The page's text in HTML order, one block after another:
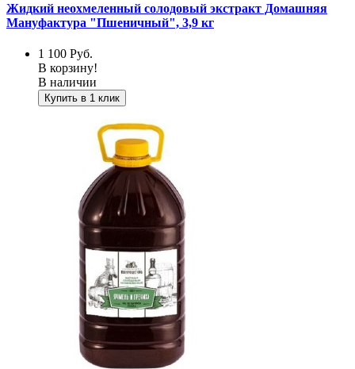
Жидкий неохмеленный солодовый экстракт Домашняя
Мануфактура "Пшеничный", 3,9 кг
1 100 Руб.
В корзину!
В наличии
Купить в 1 клик